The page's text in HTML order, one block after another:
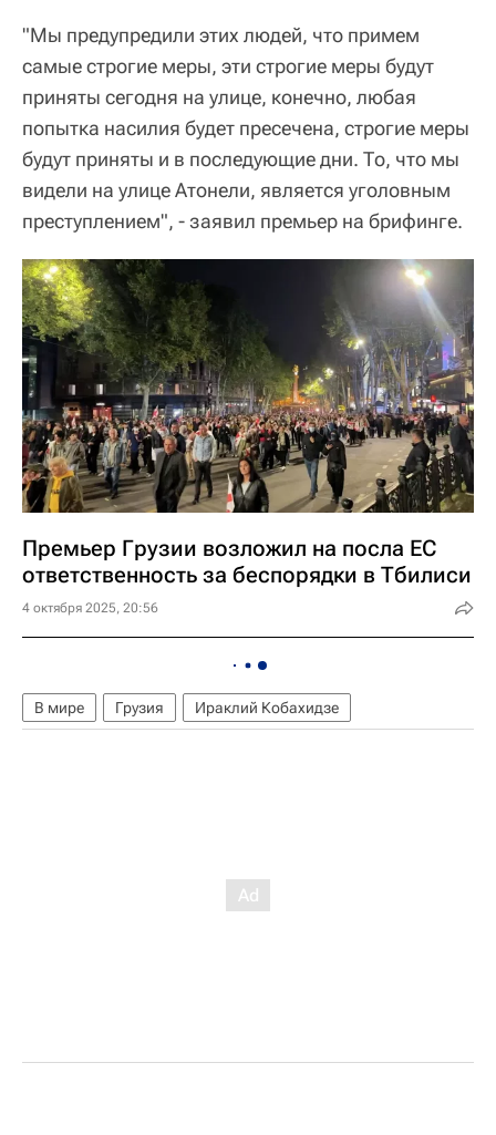
"Мы предупредили этих людей, что примем
самые строгие меры, эти строгие меры будут
приняты сегодня на улице, конечно, любая
попытка насилия будет пресечена, строгие меры
будут приняты и в последующие дни. То, что мы
видели на улице Атонели, является уголовным
преступлением", - заявил премьер на брифинге.
Премьер Грузии возложил на посла ЕС
ответственность за беспорядки в Тбилиси
4 октября 2025, 20:56
В мире Грузия Ираклий Кобахидзе